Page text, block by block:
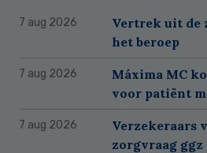
7 aug 2026
Vertrek uit de
het beroep
7 aug 2026
Máxima MC
voor patiënt
7 aug 2026
Verzekeraars
zorgvraag